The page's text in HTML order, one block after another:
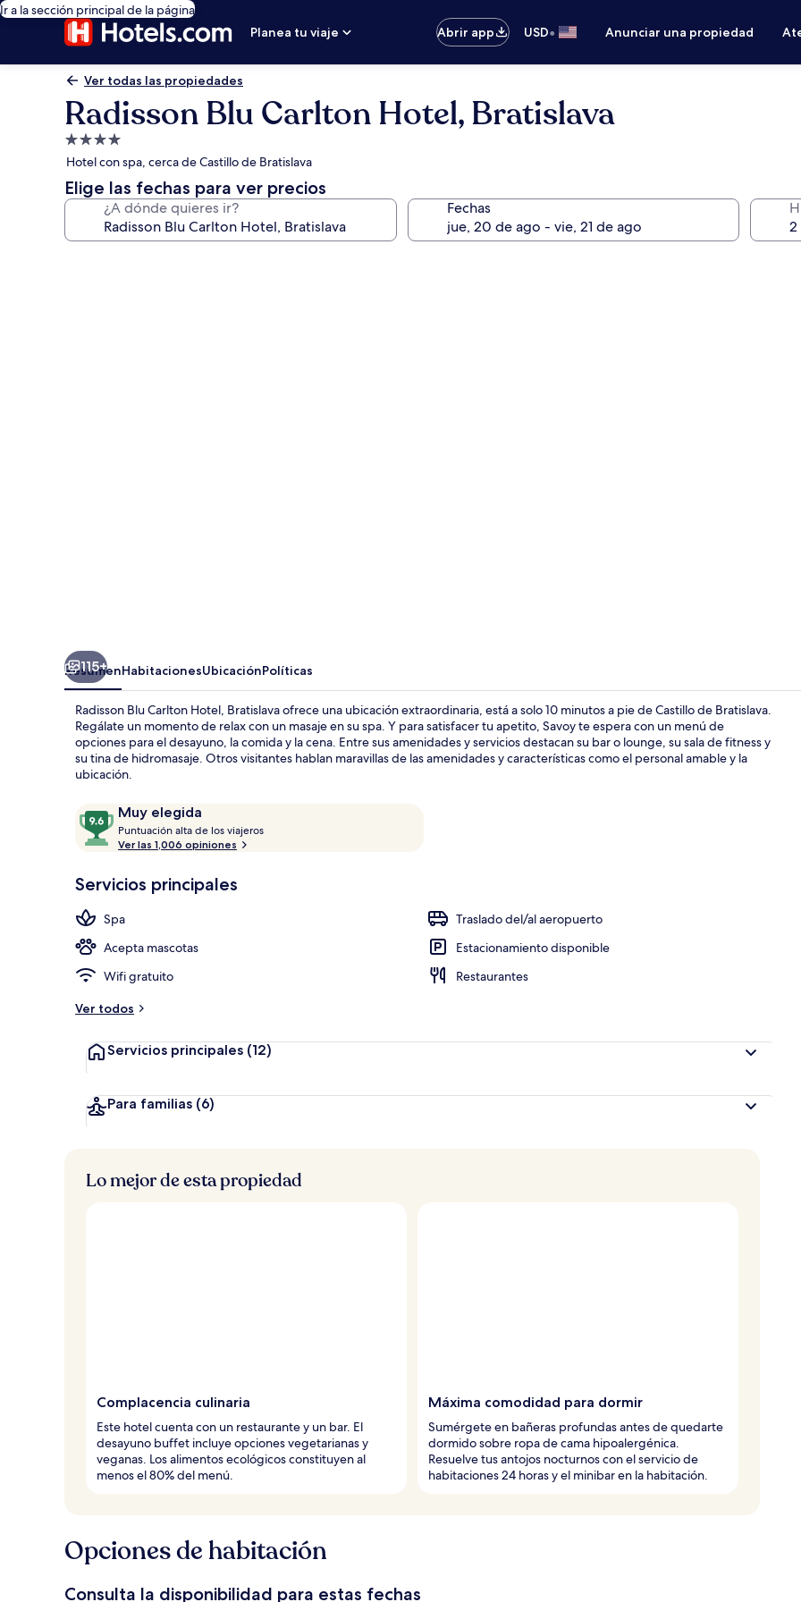
Ir a la sección principal de la página
Planea tu viaje
Abrir app USD• Anunciar una propiedad
Ver todas las propiedades
Radisson Blu Carlton Hotel, Bratislava
Propiedad
de
4.0
estrellas
Hotel con spa, cerca de Castillo de Bratislava
Elige las fechas para ver precios
¿A dónde quieres ir? Fechas
Sauna, tina
115+
ResumenHabitacionesUbicaciónPolíticas
Radisson Blu Carlton Hotel, Bratislava ofrece una ubicación extraordinaria, está a solo 10 minutos a pie de Castillo de Bratislava.
Regálate un momento de relax con un masaje en su spa. Y para satisfacer tu apetito, Savoy te espera con un menú de
opciones para el desayuno, la comida y la cena. Entre sus amenidades y servicios destacan su bar o lounge, su sala de fitness y
su tina de hidromasaje. Otros visitantes hablan maravillas de las amenidades y características como el personal amable y la
ubicación.
OpinionesMuy elegida
9.6
de
10,
elegida
Puntuación alta de los viajeros
t
a
Ver las 1,006 opiniones
Servicios principales
Spa
Traslado del/al aeropuerto
Acepta mascotas
Estacionamiento disponible
Wifi gratuito
Restaurantes
Ver todos
Servicios principales (12)
Para familias (6)
Lo mejor de esta propiedad
Complacencia culinaria
Este hotel cuenta con un restaurante y un bar. El
desayuno buffet incluye opciones vegetarianas y
veganas. Los alimentos ecológicos constituyen al
menos el 80% del menú.
Máxima comodidad para dormir
Sumérgete en bañeras profundas antes de quedarte
dormido sobre ropa de cama hipoalergénica.
Resuelve tus antojos nocturnos con el servicio de
habitaciones 24 horas y el minibar en la habitación.
Opciones de habitación
Consulta la disponibilidad para estas fechas